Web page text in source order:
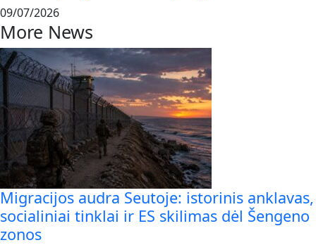
09/07/2026
More News
Migracijos audra Seutoje: istorinis anklavas,
socialiniai tinklai ir ES skilimas dėl Šengeno
zonos